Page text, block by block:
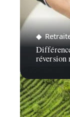
réversion